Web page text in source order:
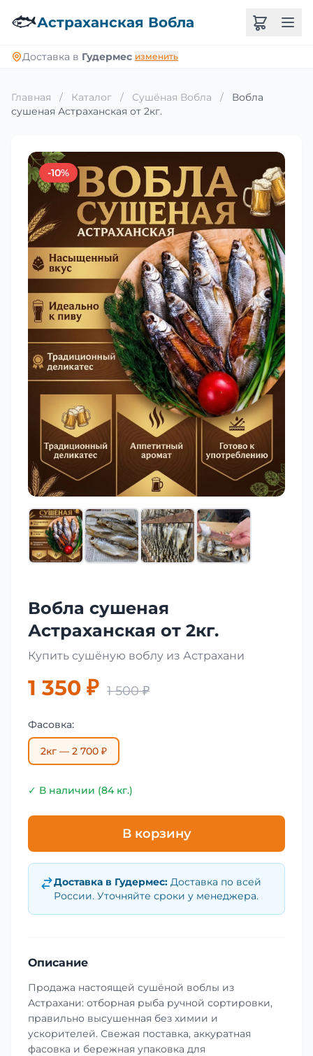
🐟Астраханская Вобла
Доставка в Гудермес изменить
Главная / Каталог / Сушёная Вобла /
Вобла
сушеная Астраханская от 2кг.
-10%
Вобла сушеная
Астраханская от 2кг.
Купить сушёную воблу из Астрахани
1 350 ₽ 1 500 ₽
Фасовка:
2кг — 2 700 ₽
✓ В наличии (84 кг.)
В корзину
Доставка в Гудермес: Доставка по всей
России. Уточняйте сроки у менеджера.
Описание
Продажа настоящей сушёной воблы из
Астрахани: отборная рыба ручной сортировки,
правильно высушенная без химии и
ускорителей. Свежая поставка, аккуратная
фасовка и бережная упаковка для